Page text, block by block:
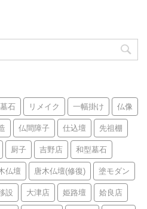
石 リメイク 一幅掛け 仏像
仏間障子 仕込壇 先祖棚
厨子 吉野店 和型墓石
仏壇 唐木仏壇(修復) 塗モダン
設 大津店 姫路壇 姶良店